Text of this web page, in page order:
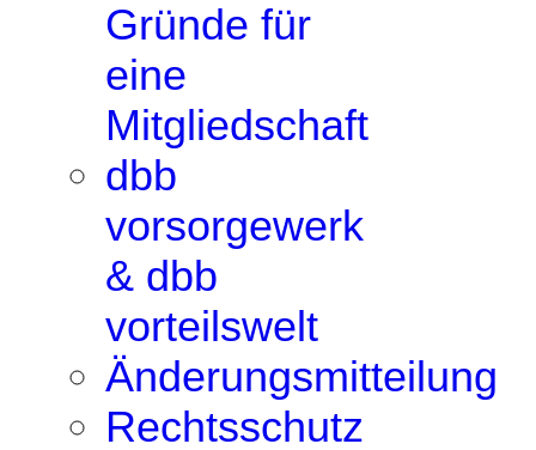
Gründe für
eine
Mitgliedschaft
dbb
vorsorgewerk
& dbb
vorteilswelt
Änderungsmitteilung
Rechtsschutz